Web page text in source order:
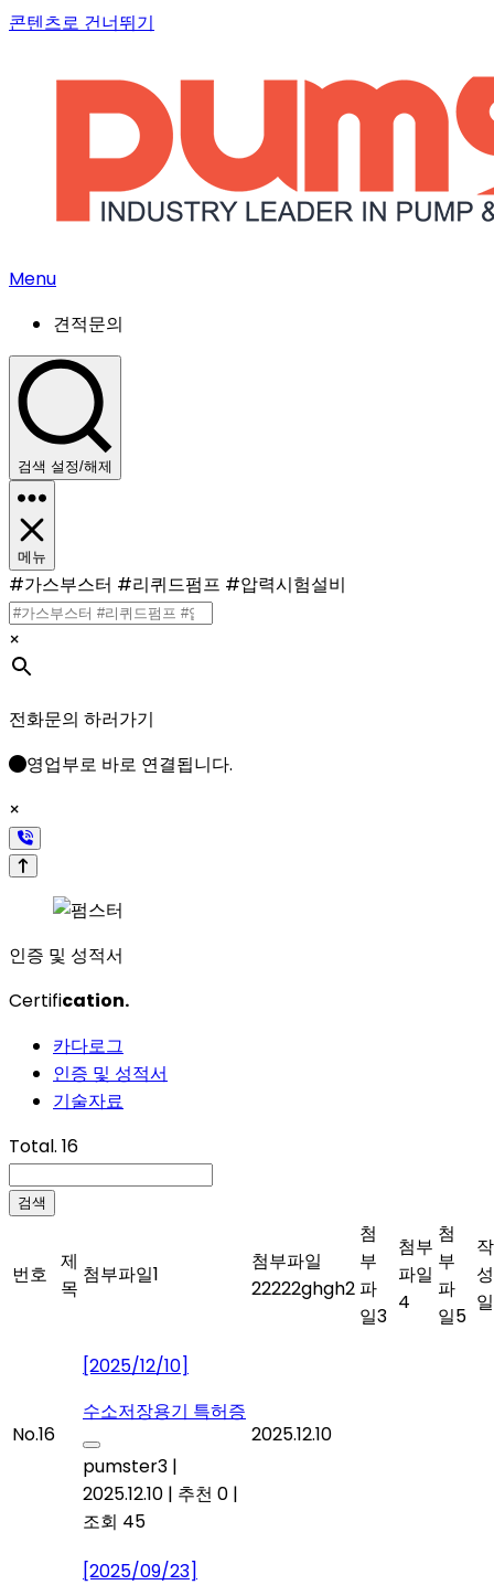
콘텐츠로 건너뛰기
Menu
견적문의
검색 설정/해제
메뉴
#가스부스터 #리퀴드펌프 #압력시험설비
×
전화문의 하러가기
영업부로 바로 연결됩니다.
×
인증 및 성적서
Certification.
카다로그
인증 및 성적서
기술자료
Total. 16
검색
번호
제
목
첨부파일1
첨부파일
22222ghgh2
첨
부
파
일3
첨부
파일
4
첨
부
파
일5
작
성
일
No.16
[2025/12/10]
수소저장용기 특허증
pumster3 |
2025.12.10 | 추천 0 |
조회 45
2025.12.10
[2025/09/23]